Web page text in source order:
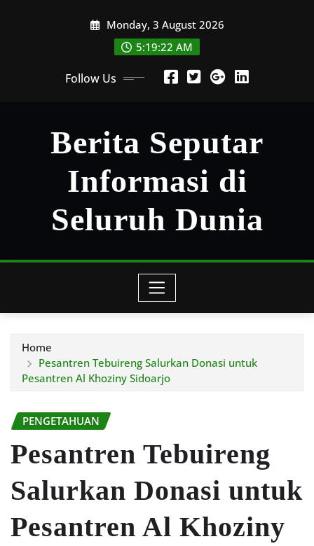
Monday, 3 August 2026
5:19:22 AM
Follow Us
Berita Seputar
Informasi di
Seluruh Dunia
Home
Pesantren Tebuireng Salurkan Donasi untuk
Pesantren Al Khoziny Sidoarjo
PENGETAHUAN
Pesantren Tebuireng
Salurkan Donasi untuk
Pesantren Al Khoziny